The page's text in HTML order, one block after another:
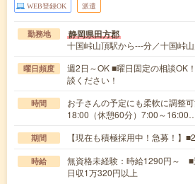
WEB登録OK 派遣
勤務地 静岡県田方郡
十国峠山頂駅から---分／十国峠
曜日頻度
週2日～OK ■曜日固定の相談OK
談ください！
時間
お子さんの予定にも柔軟に調整
18:00（休憩60分）7:00～
期間 【現在も積極採用中！急募！】
時給
無資格未経験：時給1290円～
日収1万320円以上